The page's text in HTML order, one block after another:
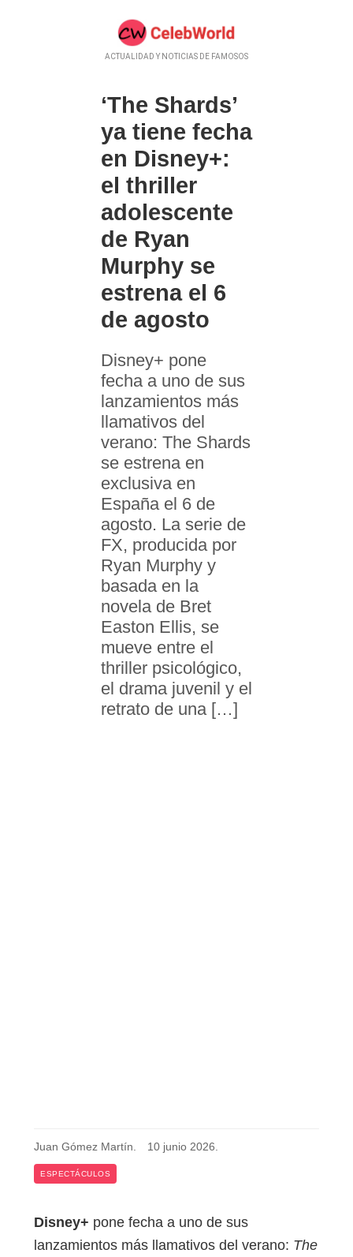
ACTUALIDAD Y NOTICIAS DE FAMOSOS
‘The Shards’
ya tiene fecha
en Disney+:
el thriller
adolescente
de Ryan
Murphy se
estrena el 6
de agosto
Disney+ pone
fecha a uno de sus
lanzamientos más
llamativos del
verano: The Shards
se estrena en
exclusiva en
España el 6 de
agosto. La serie de
FX, producida por
Ryan Murphy y
basada en la
novela de Bret
Easton Ellis, se
mueve entre el
thriller psicológico,
el drama juvenil y el
retrato de una […]
Juan Gómez Martín. 10 junio 2026.
ESPECTÁCULOS
Disney+ pone fecha a uno de sus
lanzamientos más llamativos del verano: The